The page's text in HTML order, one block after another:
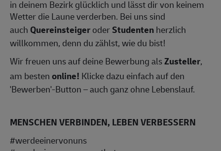
in deinem Bezirk glücklich und lässt dir von keinem
Wetter die Laune verderben. Bei uns sind
auch QuereinsteigeroderStudentenherzlich
willkommen, denn du zählst, wie du bist!
Wir freuen uns auf deine Bewerbung alsZusteller,
am bestenonline! Klicke dazu einfach auf den
'Bewerben'-Button – auch ganz ohne Lebenslauf.
MENSCHEN VERBINDEN, LEBEN VERBESSERN
#werdeeinervonuns